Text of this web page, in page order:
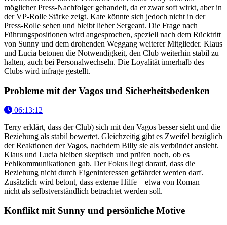
möglicher Press-Nachfolger gehandelt, da er zwar soft wirkt, aber in
der VP-Rolle Stärke zeigt. Kate könnte sich jedoch nicht in der
Press-Rolle sehen und bleibt lieber Sergeant. Die Frage nach
Führungspositionen wird angesprochen, speziell nach dem Rücktritt
von Sunny und dem drohenden Weggang weiterer Mitglieder. Klaus
und Lucia betonen die Notwendigkeit, den Club weiterhin stabil zu
halten, auch bei Personalwechseln. Die Loyalität innerhalb des
Clubs wird infrage gestellt.
Probleme mit der Vagos und Sicherheitsbedenken
06:13:12
Terry erklärt, dass der Club) sich mit den Vagos besser sieht und die
Beziehung als stabil bewertet. Gleichzeitig gibt es Zweifel bezüglich
der Reaktionen der Vagos, nachdem Billy sie als verbündet ansieht.
Klaus und Lucia bleiben skeptisch und prüfen noch, ob es
Fehlkommunikationen gab. Der Fokus liegt darauf, dass die
Beziehung nicht durch Eigeninteressen gefährdet werden darf.
Zusätzlich wird betont, dass externe Hilfe – etwa von Roman –
nicht als selbstverständlich betrachtet werden soll.
Konflikt mit Sunny und persönliche Motive